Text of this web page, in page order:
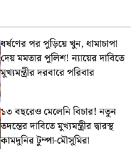
ধর্ষণের পর পুড়িয়ে খুন, ধামাচাপা
দেয় মমতার পুলিশ! ন্যায়ের দাবিতে
মুখ্যমন্ত্রীর দরবারে পরিবার
১৩ বছরেও মেলেনি বিচার! নতুন
তদন্তের দাবিতে মুখ্যমন্ত্রীর দ্বারস্থ
কামদুনির টুম্পা-মৌসুমিরা